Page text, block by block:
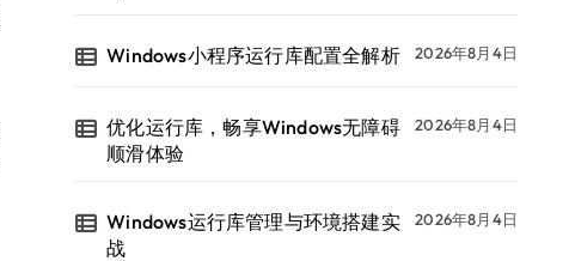
Windows小程序运行库配置全解析 2026年8月4日
优化运行库，畅享Windows无障碍
顺滑体验
2026年8月4日
Windows运行库管理与环境搭建实
战
2026年8月4日